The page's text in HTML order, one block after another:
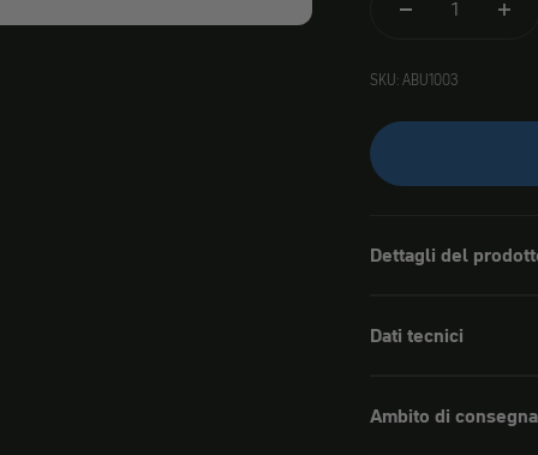
SKU: ABU1003
Dettagli del
Dati tecnici
Ambito di consegna